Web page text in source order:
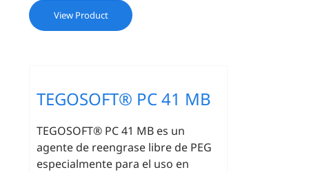
View Product
TEGOSOFT® PC 41 MB
TEGOSOFT® PC 41 MB es un
agente de reengrase libre de PEG
especialmente para el uso en